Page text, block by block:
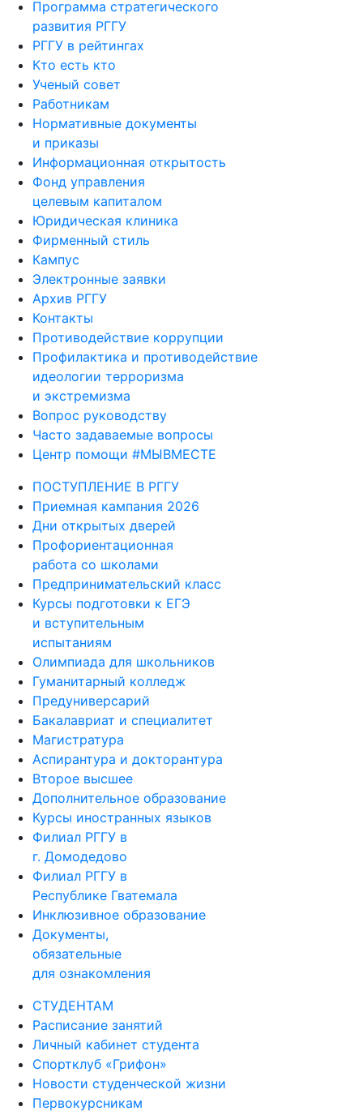
Программа стратегического
развития РГГУ
РГГУ в рейтингах
Кто есть кто
Ученый совет
Работникам
Нормативные документы
и приказы
Информационная открытость
Фонд управления
целевым капиталом
Юридическая клиника
Фирменный стиль
Кампус
Электронные заявки
Архив РГГУ
Контакты
Противодействие коррупции
Профилактика и противодействие
идеологии терроризма
и экстремизма
Вопрос руководству
Часто задаваемые вопросы
Центр помощи #МЫВМЕСТЕ
ПОСТУПЛЕНИЕ В РГГУ
Приемная кампания 2026
Дни открытых дверей
Профориентационная
работа со школами
Предпринимательский класс
Курсы подготовки к ЕГЭ
и вступительным
испытаниям
Олимпиада для школьников
Гуманитарный колледж
Предуниверсарий
Бакалавриат и специалитет
Магистратура
Аспирантура и докторантура
Второе высшее
Дополнительное образование
Курсы иностранных языков
Филиал РГГУ в
г. Домодедово
Филиал РГГУ в
Республике Гватемала
Инклюзивное образование
Документы,
обязательные
для ознакомления
СТУДЕНТАМ
Расписание занятий
Личный кабинет студента
Спортклуб «Грифон»
Новости студенческой жизни
Первокурсникам